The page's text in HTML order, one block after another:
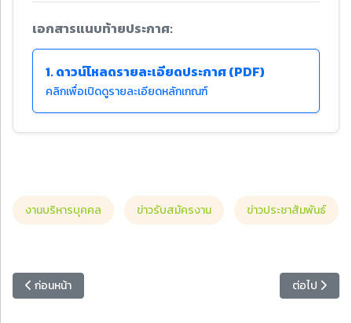
เอกสารแนบท้ายประกาศ:
1. ดาวน์โหลดรายละเอียดประกาศ (PDF)
คลิกเพื่อเปิดดูรายละเอียดหลักเกณฑ์
งานบริหารบุคคล ข่าวรับสมัครงาน ข่าวประชาสัมพันธ์
เนื้อหาก่อนหน้า: ประกาศรายชื่อผู้มีสิทธิสอบคัดเลือกเป็นบุคลากรเงินรา
ก่อนหน้า เนื้อหาถัดไ
ต่อไป